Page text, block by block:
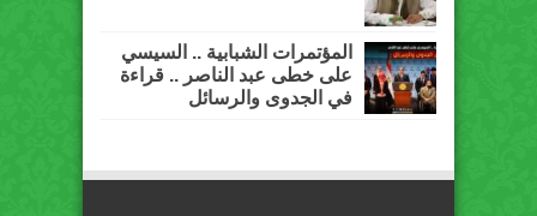
المؤتمرات الشبابية .. السيسي
على خطى عبد الناصر .. قراءة
في الجدوى والرسائل